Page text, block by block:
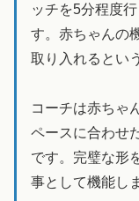
ッチを5分程度
す。赤ちゃんの
取り入れるとい
コーチは赤ちゃ
ペースに合わせ
です。完璧な形
事として機能し